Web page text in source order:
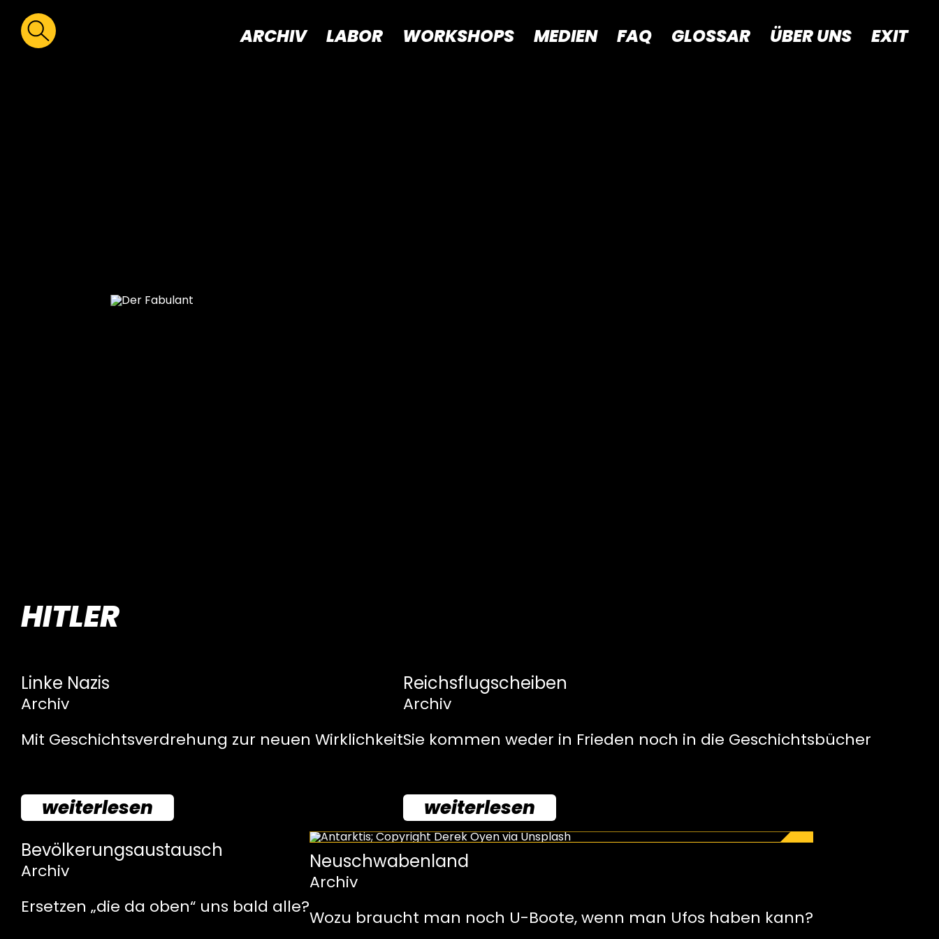
ARCHIV LABOR WORKSHOPS MEDIEN FAQ GLOSSAR ÜBER UNS EXIT
HITLER
Linke Nazis
Archiv
Mit Geschichtsverdrehung zur neuen Wirklichkeit
weiterlesen
Reichsflugscheiben
Archiv
Sie kommen weder in Frieden noch in die Geschichtsbücher
weiterlesen
Bevölkerungsaustausch
Archiv
Ersetzen „die da oben“ uns bald alle?
Neuschwabenland
Archiv
Wozu braucht man noch U-Boote, wenn man Ufos haben kann?